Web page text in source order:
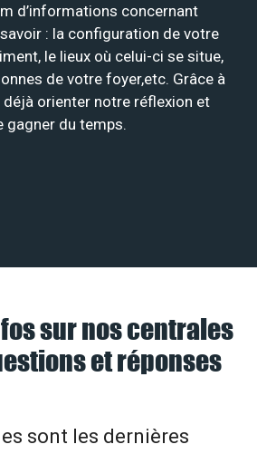
d’informations concernant
: la configuration de votre
le lieux où celui-ci se situe,
de votre foyer,etc. Grâce à
déjà orienter notre réflexion et
gagner du temps.
sur nos centrales
et réponses
sont les dernières